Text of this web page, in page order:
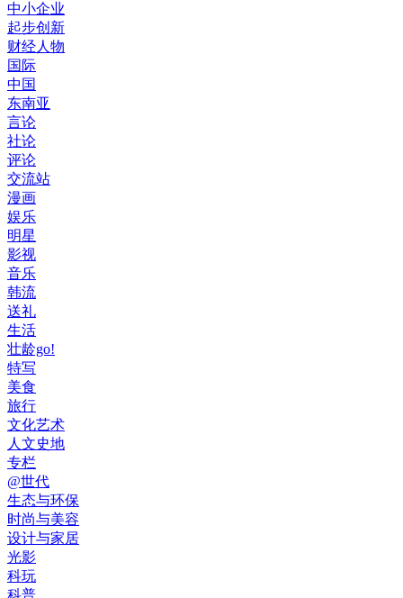
中小企业
起步创新
财经人物
国际
中国
东南亚
言论
社论
评论
交流站
漫画
娱乐
明星
影视
音乐
韩流
送礼
生活
壮龄go!
特写
美食
旅行
文化艺术
人文史地
专栏
@世代
生态与环保
时尚与美容
设计与家居
光影
科玩
科普